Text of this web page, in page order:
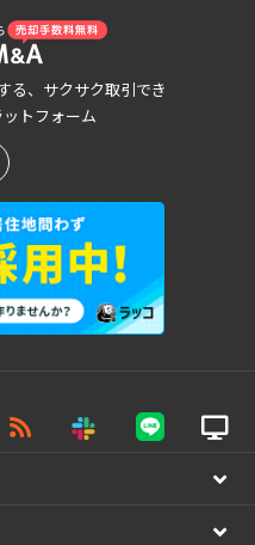
る、サクサク取引でき
トフォーム